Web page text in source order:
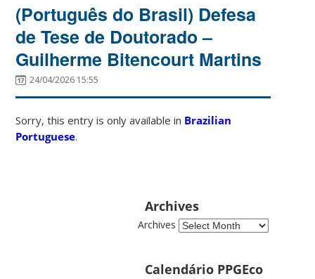
(Português do Brasil) Defesa
de Tese de Doutorado –
Guilherme Bitencourt Martins
24/04/2026 15:55
Sorry, this entry is only available in Brazilian
Portuguese.
Archives
Archives
Calendário PPGEco